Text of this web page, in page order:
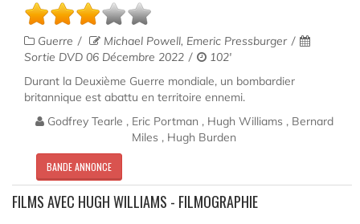
Guerre
Michael Powell, Emeric Pressburger
Sortie DVD 06 Décembre 2022
102'
Durant la Deuxième Guerre mondiale, un bombardier
britannique est abattu en territoire ennemi.
Godfrey Tearle , Eric Portman , Hugh Williams , Bernard
Miles , Hugh Burden
BANDE ANNONCE
FILMS AVEC HUGH WILLIAMS - FILMOGRAPHIE